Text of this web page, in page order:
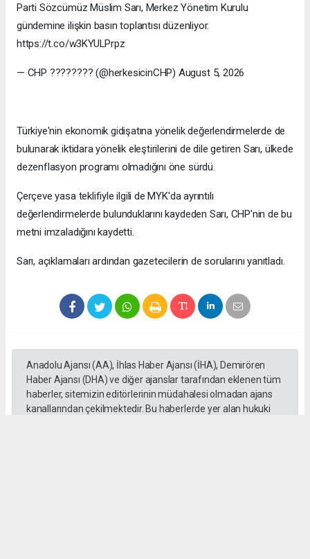
Parti Sözcümüz Müslim Sarı, Merkez Yönetim Kurulu
gündemine ilişkin basın toplantısı düzenliyor.
https://t.co/w3KYULPrpz
— CHP ???????? (@herkesicinCHP) August 5, 2026
Türkiye'nin ekonomik gidişatına yönelik değerlendirmelerde de
bulunarak iktidara yönelik eleştirilerini de dile getiren Sarı, ülkede
dezenflasyon programı olmadığını öne sürdü.
Çerçeve yasa teklifiyle ilgili de MYK'da ayrıntılı
değerlendirmelerde bulunduklarını kaydeden Sarı, CHP'nin de bu
metni imzaladığını kaydetti.
Sarı, açıklamaları ardından gazetecilerin de sorularını yanıtladı.
Anadolu Ajansı (AA), İhlas Haber Ajansı (İHA), Demirören
Haber Ajansı (DHA) ve diğer ajanslar tarafından eklenen tüm
haberler, sitemizin editörlerinin müdahalesi olmadan ajans
kanallarından çekilmektedir. Bu haberlerde yer alan hukuki